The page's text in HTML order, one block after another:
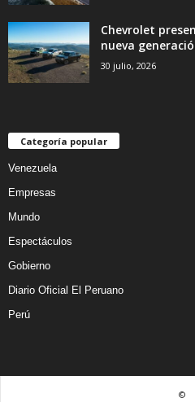
Chevrolet
nueva
30 julio, 2026
Categoría popular
Venezuela
Empresas
Mundo
Espectáculos
Gobierno
Diario Oficial El Peruano
Perú
©